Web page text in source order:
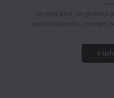
Un petit joint, de grandes
professionnelle : énergie,
+